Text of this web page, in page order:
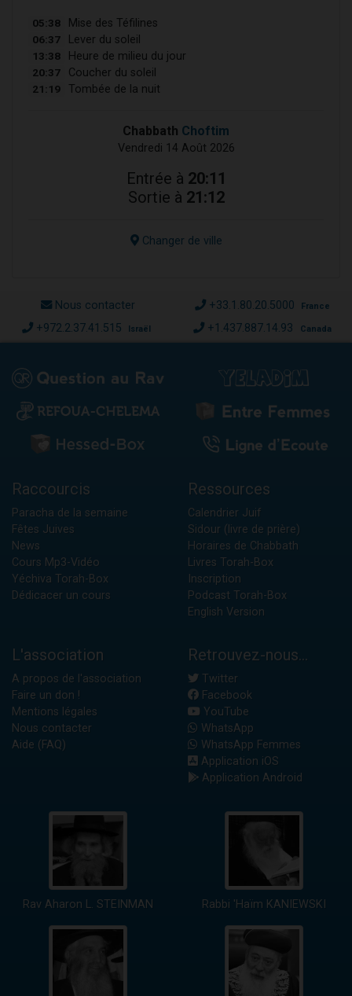
05:38 Mise des Téfilines
06:37 Lever du soleil
13:38 Heure de milieu du jour
20:37 Coucher du soleil
21:19 Tombée de la nuit
Chabbath Choftim
Vendredi 14 Août 2026
Entrée à 20:11
Sortie à 21:12
Changer de ville
Nous contacter +33.1.80.20.5000 France
+972.2.37.41.515 Israël +1.437.887.14.93 Canada
Raccourcis
Paracha de la semaine
Fêtes Juives
News
Cours Mp3-Vidéo
Yéchiva Torah-Box
Dédicacer un cours
Ressources
Calendrier Juif
Sidour (livre de prière)
Horaires de Chabbath
Livres Torah-Box
Inscription
Podcast Torah-Box
English Version
L'association
A propos de l'association
Faire un don !
Mentions légales
Nous contacter
Aide (FAQ)
Retrouvez-nous...
Twitter
Facebook
YouTube
WhatsApp
WhatsApp Femmes
Application iOS
Application Android
Rav Aharon L. STEINMAN Rabbi 'Haïm KANIEWSKI